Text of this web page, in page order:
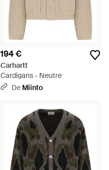
194 €
Carhartt
Cardigans - Neutre
De Miinto